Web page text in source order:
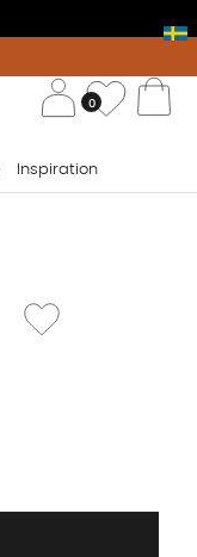
0
Inspiration
Lägg till i önskelista: